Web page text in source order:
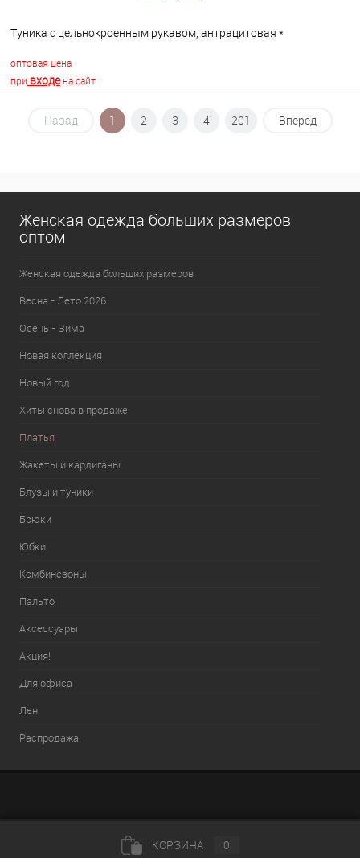
Туника с цельнокроенным рукавом, антрацитовая *
оптовая цена
при входена сайт
В корзину
Назад 1 2 3 4 201 Вперед
Женская одежда больших размеров
оптом
Женская одежда больших размеров
Весна - Лето 2026
Осень - Зима
Новая коллекция
Новый год
Хиты снова в продаже
Платья
Жакеты и кардиганы
Блузы и туники
Брюки
Юбки
Комбинезоны
Пальто
Аксессуары
Акция!
Для офиса
Лен
Распродажа
КОРЗИНА 0